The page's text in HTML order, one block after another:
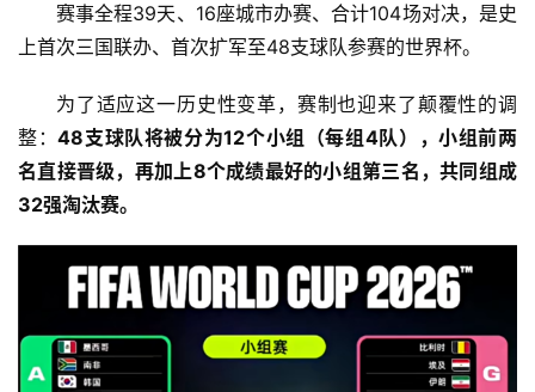
赛事全程39天、16座城市办赛、合计104场对决，是史
上首次三国联办、首次扩军至48支球队参赛的世界杯。
为了适应这一历史性变革，赛制也迎来了颠覆性的调
整：48支球队将被分为12个小组（每组4队），小组前两
名直接晋级，再加上8个成绩最好的小组第三名，共同组成
32强淘汰赛。